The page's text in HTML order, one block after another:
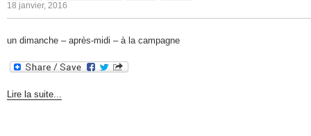
18 janvier, 2016
un dimanche – après-midi – à la campagne
Lire la suite...